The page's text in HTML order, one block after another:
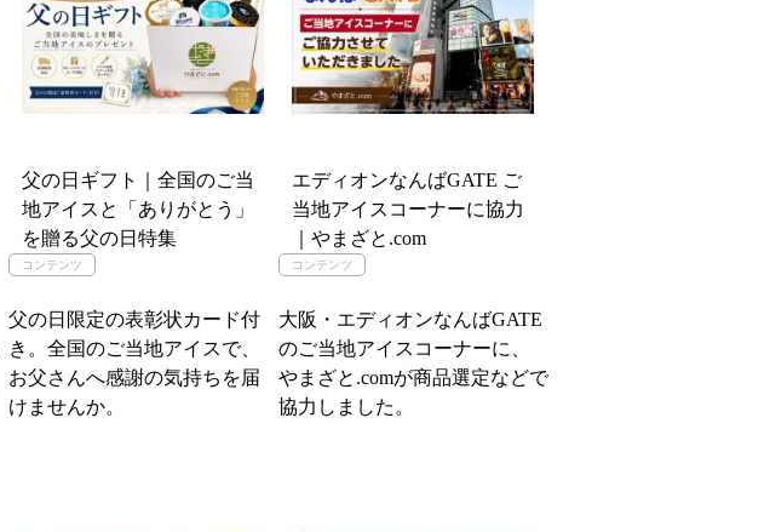
父の日ギフト｜全国のご当
地アイスと「ありがとう」
を贈る父の日特集
父の日限定の表彰状カード付
き。全国のご当地アイスで、
お父さんへ感謝の気持ちを届
けませんか。
エディオンなんばGATE ご
当地アイスコーナーに協力
｜やまざと.com
大阪・エディオンなんばGATE
のご当地アイスコーナーに、
やまざと.comが商品選定などで
協力しました。